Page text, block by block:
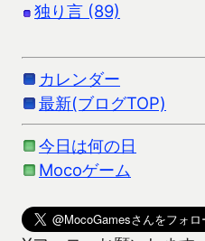
独り言 (89)
カレンダー
最新(ブログTOP)
今日は何の日
Mocoゲーム